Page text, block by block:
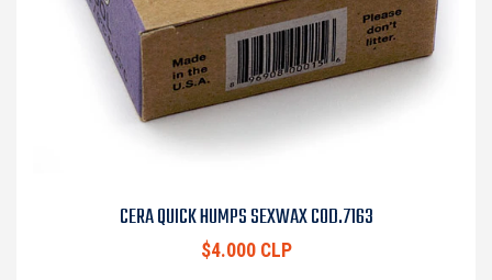
CERA QUICK HUMPS SEXWAX COD.7163
$4.000 CLP